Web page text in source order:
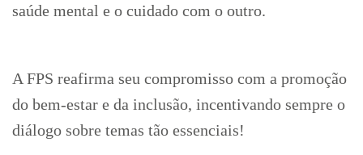
saúde mental e o cuidado com o outro.
A FPS reafirma seu compromisso com a promoção
do bem-estar e da inclusão, incentivando sempre o
diálogo sobre temas tão essenciais!